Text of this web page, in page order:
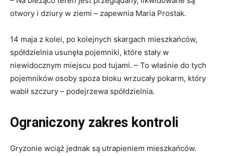
otwory i dziury w ziemi – zapewnia Maria Prostak.
14 maja z kolei, po kolejnych skargach mieszkańców,
spółdzielnia usunęła pojemniki, które stały w
niewidocznym miejscu pod tujami. – To właśnie do tych
pojemników osoby spoza bloku wrzucały pokarm, który
wabił szczury – podejrzewa spółdzielnia.
Ograniczony zakres kontroli
Gryzonie wciąż jednak są utrapieniem mieszkańców.